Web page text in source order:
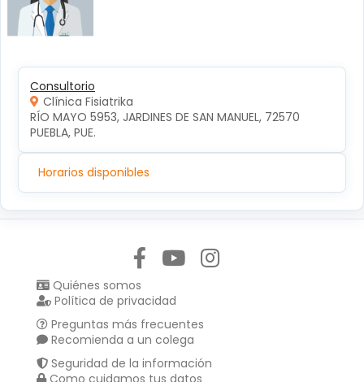
Consultorio
Clínica Fisiatrika
RÍO MAYO 5953, JARDINES DE SAN MANUEL, 72570
PUEBLA, PUE.
Horarios disponibles
Quiénes somos
Política de privacidad
Preguntas más frecuentes
Recomienda a un colega
Seguridad de la información